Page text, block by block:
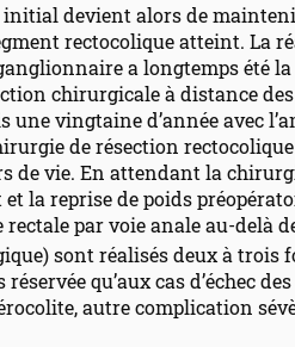
initial devient alors de
rectocolique atteint. La
a longtemps été
chirurgicale à distance
une vingtaine d’année avec
de résection
de vie. En attendant la
la reprise de poids
par voie anale au-delà
sont réalisés deux à trois
qu’aux cas d’échec
autre complication